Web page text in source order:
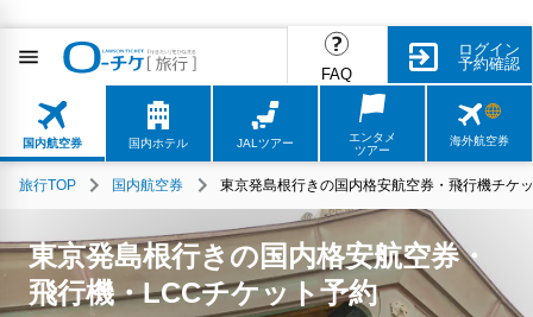
FAQ
ログイン
予約確認
国内航空券 国内ホテル JALツアー
エンタメ
ツアー
海外航空券
旅行TOP 国内航空券 東京発島根行きの国内格安航空券・飛行機チケ
東京発島根行きの国内格安航空券・
飛行機・LCCチケット予約